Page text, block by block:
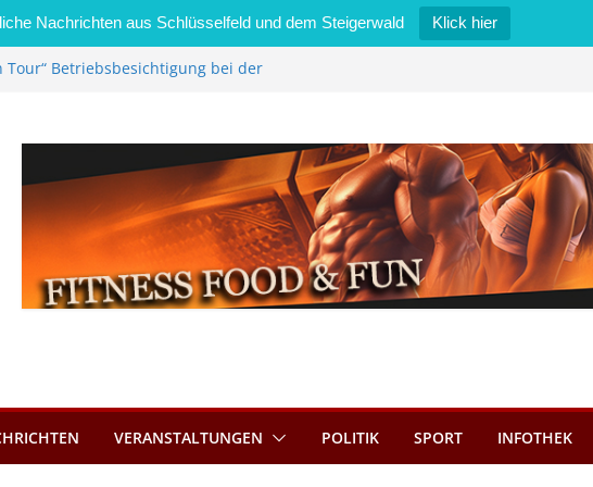
Nachrichten aus Schlüsselfeld und dem Steigerwald Klick hier
Tour“ Betriebsbesichtigung bei der
bietet Online-Anmeldung für
an
im Wert von 600 Euro
VERANSTALTUNGEN POLITIK SPORT INFOTHEK